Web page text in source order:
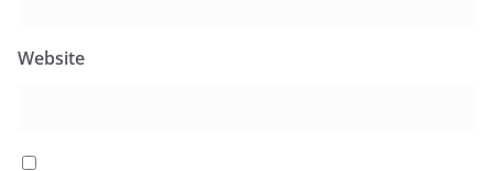
Website